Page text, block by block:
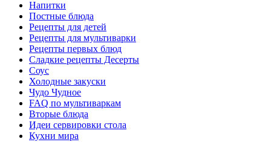
Напитки
Постные блюда
Рецепты для детей
Рецепты для мультиварки
Рецепты первых блюд
Сладкие рецепты Десерты
Соус
Холодные закуски
Чудо Чудное
FAQ по мультиваркам
Вторые блюда
Идеи сервировки стола
Кухни мира